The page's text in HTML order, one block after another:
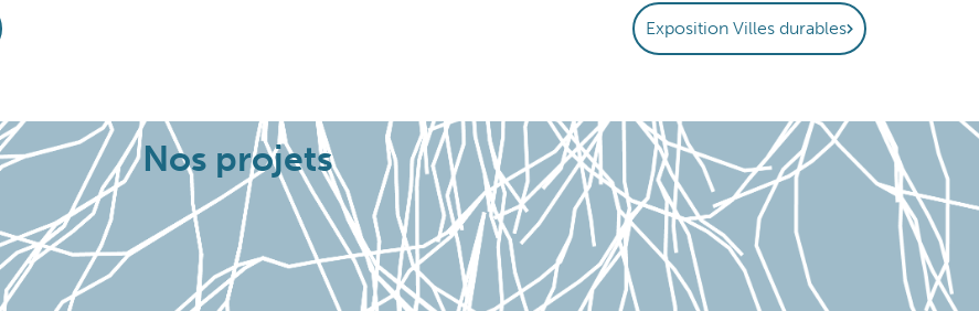
Exposition Villes durables
Nos projets